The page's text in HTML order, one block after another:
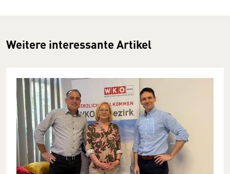
Weitere interessante Artikel